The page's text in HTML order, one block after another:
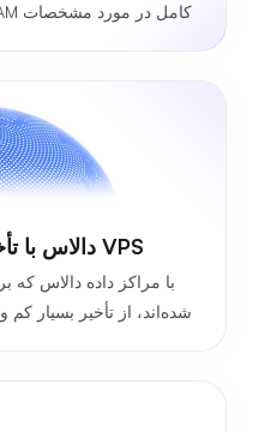
کامل در مورد مشخصات CPU، RAM و SSD را دریافت کنید.
VPS دالاس با تأخیر کم برای سرعت
شده‌اند، از تأخیر بسیار